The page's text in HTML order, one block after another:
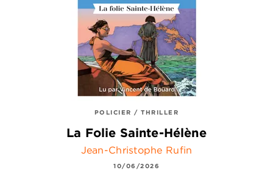
POLICIER / THRILLER
La Folie Sainte-Hélène
Jean-Christophe Rufin
10/06/2026